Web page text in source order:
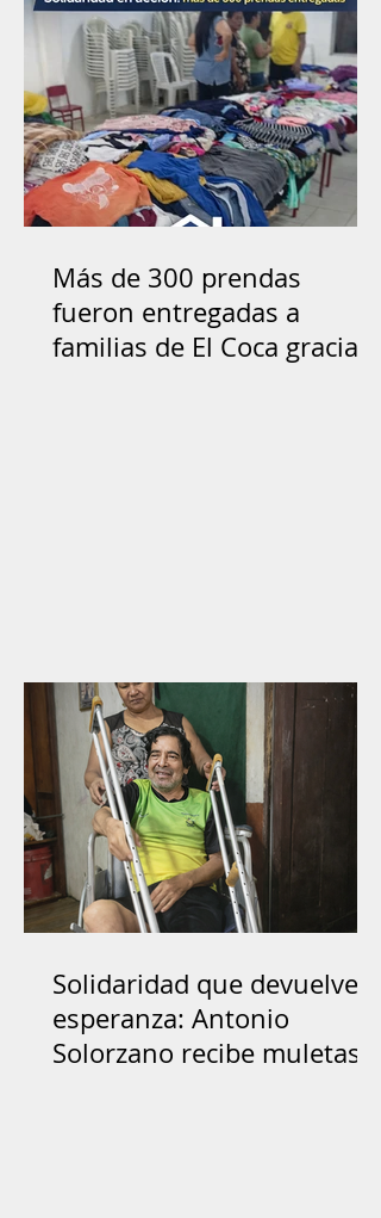
Más de 300 prendas
fueron entregadas a
familias de El Coca gracias
Solidaridad que devuelve
esperanza: Antonio
Solorzano recibe muletas